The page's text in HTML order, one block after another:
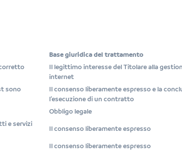
Base giuridica del trattamento
Il legittimo interesse del Titolare alla
internet
sono
Il consenso liberamente espresso e la
l’esecuzione di un contratto
Obbligo legale
e servizi
Il consenso liberamente espresso
Il consenso liberamente espresso